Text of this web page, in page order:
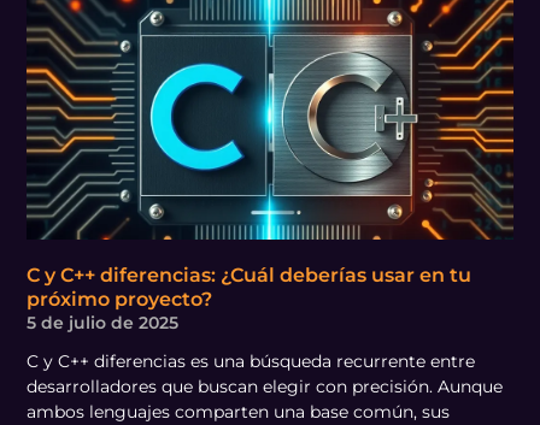
C y C++ diferencias: ¿Cuál deberías usar en tu
próximo proyecto?
5 de julio de 2025
C y C++ diferencias es una búsqueda recurrente entre
desarrolladores que buscan elegir con precisión. Aunque
ambos lenguajes comparten una base común, sus